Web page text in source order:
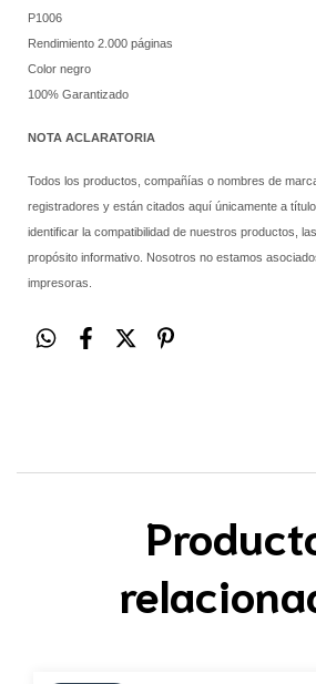
P1006
Rendimiento 2.000 páginas
Color negro
100% Garantizado
NOTA ACLARATORIA
Todos los productos, compañías o nombres de
registradores y están citados aquí únicamente a
identificar la compatibilidad de nuestros productos,
propósito informativo. Nosotros no estamos
impresoras.